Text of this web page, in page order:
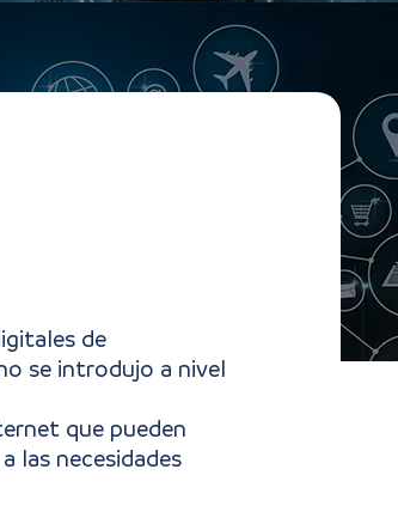
eficiencia y
de
se introdujo a nivel
que pueden
las necesidades